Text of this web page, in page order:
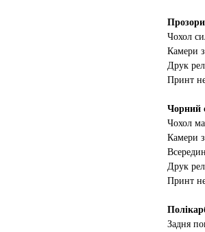
Чохол
Камери
Друк
Принт не
Чорний
Чохол
Камери
Друк
Принт не
Задня